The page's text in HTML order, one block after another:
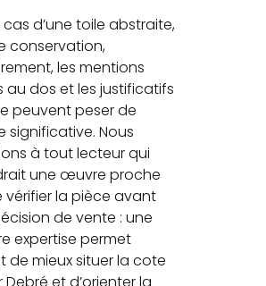
cas d’une toile abstraite,
conservation,
les mentions
au dos et les justificatifs
peuvent peser de
significative. Nous
à tout lecteur qui
une œuvre proche
vérifier la pièce avant
de vente : une
expertise permet
de mieux situer la cote
Debré et d’orienter la